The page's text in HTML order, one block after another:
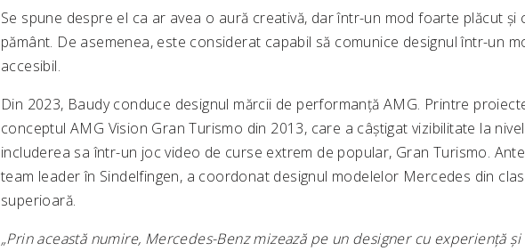
Se spune despre el ca ar avea o aură creativă, dar într-un mod foarte plăcut și
pământ. De asemenea, este considerat capabil să comunice designul într-un
accesibil.
Din 2023, Baudy conduce designul mărcii de performanță AMG. Printre
conceptul AMG Vision Gran Turismo din 2013, care a câștigat vizibilitate la
includerea sa într-un joc video de curse extrem de popular, Gran Turismo.
team leader în Sindelfingen, a coordonat designul modelelor Mercedes din
superioară.
„Prin această numire, Mercedes-Benz mizează pe un designer cu experiență